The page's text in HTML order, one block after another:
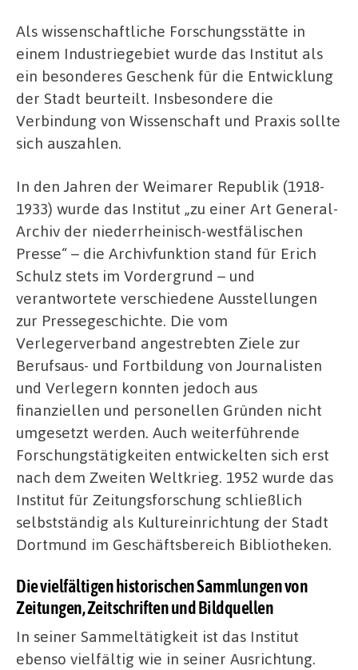
Als wissenschaftliche Forschungsstätte in
einem Industriegebiet wurde das Institut als
ein besonderes Geschenk für die Entwicklung
der Stadt beurteilt. Insbesondere die
Verbindung von Wissenschaft und Praxis sollte
sich auszahlen.
In den Jahren der Weimarer Republik (1918-
1933) wurde das Institut „zu einer Art General-
Archiv der niederrheinisch-westfälischen
Presse“ – die Archivfunktion stand für Erich
Schulz stets im Vordergrund – und
verantwortete verschiedene Ausstellungen
zur Pressegeschichte. Die vom
Verlegerverband angestrebten Ziele zur
Berufsaus- und Fortbildung von Journalisten
und Verlegern konnten jedoch aus
finanziellen und personellen Gründen nicht
umgesetzt werden. Auch weiterführende
Forschungstätigkeiten entwickelten sich erst
nach dem Zweiten Weltkrieg. 1952 wurde das
Institut für Zeitungsforschung schließlich
selbstständig als Kultureinrichtung der Stadt
Dortmund im Geschäftsbereich Bibliotheken.
Die vielfältigen historischen Sammlungen von
Zeitungen, Zeitschriften und Bildquellen
In seiner Sammeltätigkeit ist das Institut
ebenso vielfältig wie in seiner Ausrichtung.